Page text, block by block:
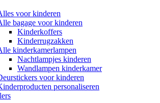
voor kinderen
bagage voor kinderen
Kinderkoffers
Kinderrugzakken
kinderkamerlampen
Nachtlampjes kinderen
Wandlampen kinderkamer
voor kinderen
personaliseren